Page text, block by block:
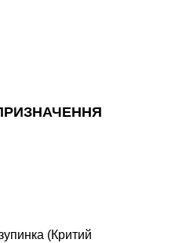
(Критий